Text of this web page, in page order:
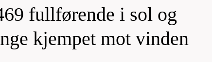
fullførende i sol og
kjempet mot vinden